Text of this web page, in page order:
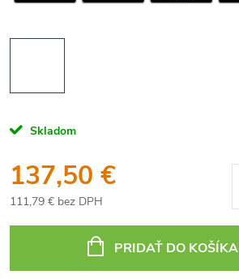
Skladom
137,50 €
111,79 € bez DPH
cena:
PRIDAŤ DO KOŠÍKA